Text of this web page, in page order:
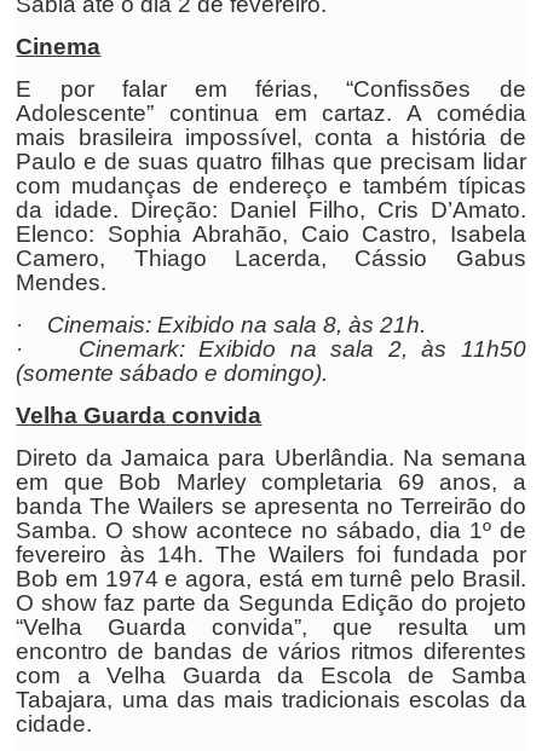
Cinema
E por falar em férias, “Confissões de
Adolescente” continua em cartaz. A comédia
mais brasileira impossível, conta a história de
Paulo e de suas quatro filhas que precisam lidar
com mudanças de endereço e também típicas
da idade. Direção: Daniel Filho, Cris D’Amato.
Elenco: Sophia Abrahão, Caio Castro, Isabela
Camero, Thiago Lacerda, Cássio Gabus
Mendes.
·
Cinemais: Exibido na sala 8, às 21h.
· Cinemark: Exibido na sala 2, às 11h50
(somente sábado e domingo).
Velha Guarda convida
Direto da Jamaica para Uberlândia. Na semana
em que Bob Marley completaria 69 anos, a
banda The Wailers se apresenta no Terreirão do
Samba. O show acontece no sábado, dia 1º de
fevereiro às 14h. The Wailers foi fundada por
Bob em 1974 e agora, está em turnê pelo Brasil.
O show faz parte da Segunda Edição do projeto
“Velha Guarda convida”, que resulta um
encontro de bandas de vários ritmos diferentes
com a Velha Guarda da Escola de Samba
Tabajara, uma das mais tradicionais escolas da
cidade.